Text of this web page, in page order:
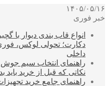
۱۴۰۵/۰۵/۱۶
خبر فوری
انواع قاب بندی دیوار با
دکارت؛ تحولی لوکس،
داخلی
راهنمای انتخاب سیم جوش
نکاتی که قبل از خرید باید
راهنمای جامع خرید